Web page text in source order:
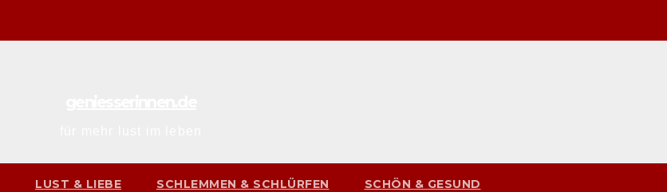
LUST & LIEBE SCHLEMMEN & SCHLÜRFEN SCHÖN & GESUND